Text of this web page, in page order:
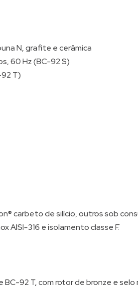
N, grafite e cerâmica
60 Hz (BC-92 S)
T)
carbeto de silício, outros sob
AISI-316 e isolamento classe F.
92 T, com rotor de bronze e selo